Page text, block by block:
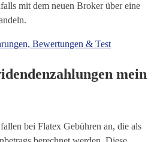
mit dem neuen Broker über eine
mein
bei Flatex Gebühren an, die als